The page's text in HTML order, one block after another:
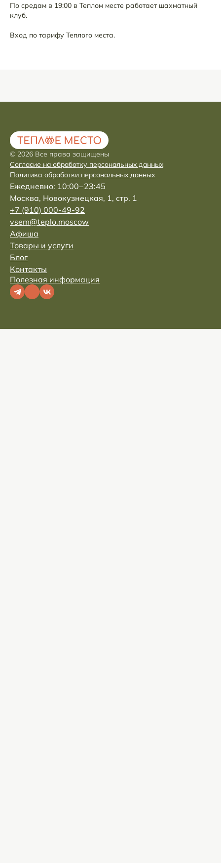
По средам в 19:00 в Теплом месте работает шахматный
клуб.
Вход по тарифу Теплого места.
© 2026 Все права защищены
Coглacиe нa oбpaбoтку пepcoнaльныx дaнныx
Пoлитика oбpaбoтки пepcoнaльныx дaнныx
Ежедневно: 10:00−23:45
Москва, Новокузнецкая, 1, стр. 1
+7 (910) 000-49-92
vsem@teplo.moscow
Афиша
Товары и услуги
Блог
Контакты
Полезная информация